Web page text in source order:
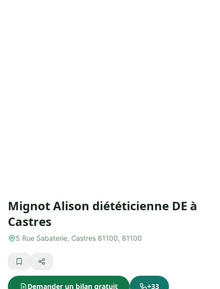
Mignot Alison diététicienne DE à
Castres
5 Rue Sabaterie, Castres 81100, 81100
Demander un bilan gratuit +33